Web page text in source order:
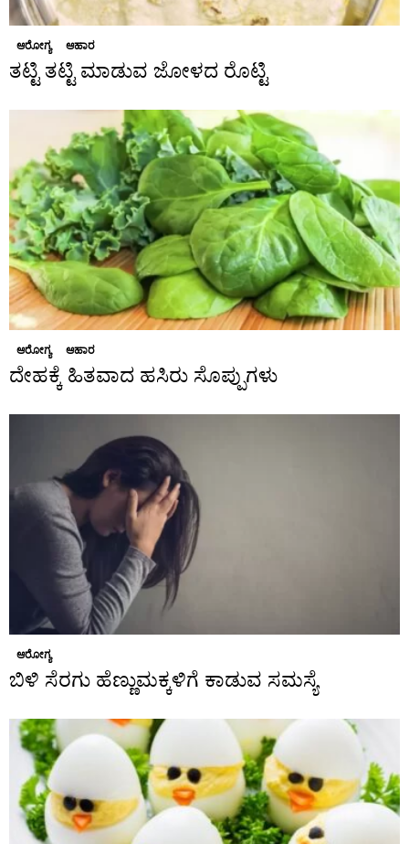
ಆರೋಗ್ಯ ಆಹಾರ
ತಟ್ಟಿ ತಟ್ಟಿ ಮಾಡುವ ಜೋಳದ ರೊಟ್ಟಿ
ಆರೋಗ್ಯ ಆಹಾರ
ದೇಹಕ್ಕೆ ಹಿತವಾದ ಹಸಿರು ಸೊಪ್ಪುಗಳು
ಆರೋಗ್ಯ
ಬಿಳಿ ಸೆರಗು ಹೆಣ್ಣುಮಕ್ಕಳಿಗೆ ಕಾಡುವ ಸಮಸ್ಯೆ